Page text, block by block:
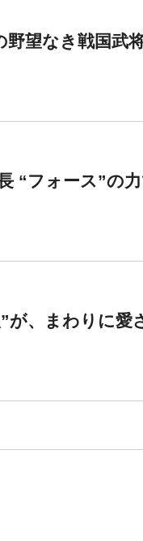
望なき戦国武
“フォース”の
が、まわりに愛